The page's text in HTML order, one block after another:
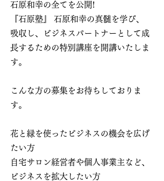
石原和幸の全てを公開!
『石原塾』 石原和幸の真髄を学び、
吸収し、ビジネスパートナーとして成
長するための特別講座を開講いたしま
す。
こんな方の募集をお待ちしておりま
す。
花と緑を使ったビジネスの機会を広げ
たい方
自宅サロン経営者や個人事業主など、
ビジネスを拡大したい方